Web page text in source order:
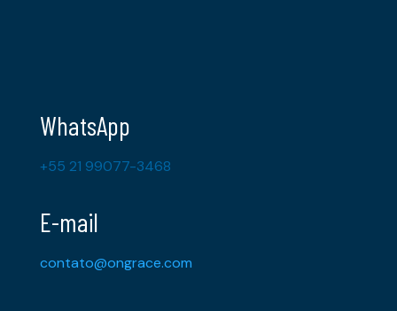
WhatsApp
+55 21 99077-3468
E-mail
contato@ongrace.com